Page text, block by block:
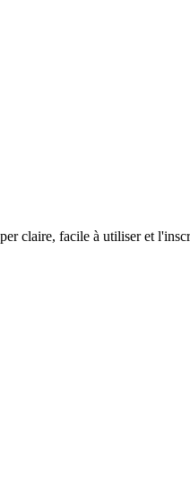
claire, facile à utiliser et